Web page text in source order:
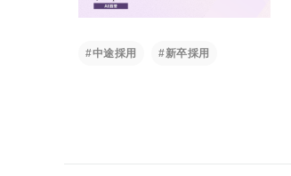
#中途採用 #新卒採用